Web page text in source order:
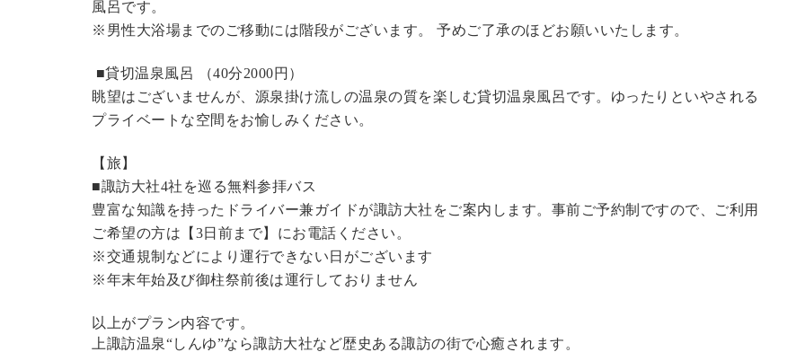
風呂です。
※男性大浴場までのご移動には階段がございます。 予めご了承のほどお願いいたします。
■貸切温泉風呂 （40分2000円）
眺望はございませんが、源泉掛け流しの温泉の質を楽しむ貸切温泉風呂です。ゆったりといやされる
プライベートな空間をお愉しみください。
【旅】
■諏訪大社4社を巡る無料参拝バス
豊富な知識を持ったドライバー兼ガイドが諏訪大社をご案内します。 事前ご予約制ですので、ご利用
ご希望の方は【3日前まで】にお電話ください。
※交通規制などにより運行できない日がございます
※年末年始及び御柱祭前後は運行しておりません
以上がプラン内容です。
上諏訪温泉“しんゆ”なら諏訪大社など歴史ある諏訪の街で心癒されます。